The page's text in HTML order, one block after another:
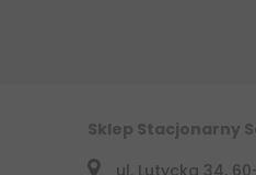
Sklep Stacjonarny